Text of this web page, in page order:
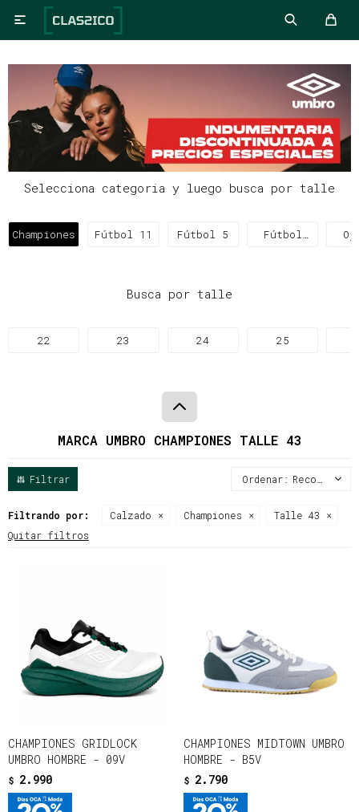

Selecciona categoria y luego busca por talle
Championes Fútbol 11 Fútbol 5
Fútbol
Busca por talle
22 23 24 25
MARCA UMBRO CHAMPIONES TALLE 43
Recomendados
Filtrando por: Calzado Championes
Talle 43
Quitar filtros
CHAMPIONES GRIDLOCK
UMBRO HOMBRE - 09V
$ 2.990
CHAMPIONES MIDTOWN UMBRO
HOMBRE - B5V
$ 2.790